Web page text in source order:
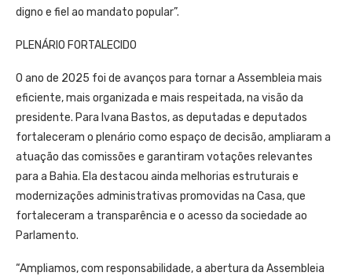
digno e fiel ao mandato popular”.
PLENÁRIO FORTALECIDO
O ano de 2025 foi de avanços para tornar a Assembleia mais
eficiente, mais organizada e mais respeitada, na visão da
presidente. Para Ivana Bastos, as deputadas e deputados
fortaleceram o plenário como espaço de decisão, ampliaram a
atuação das comissões e garantiram votações relevantes
para a Bahia. Ela destacou ainda melhorias estruturais e
modernizações administrativas promovidas na Casa, que
fortaleceram a transparência e o acesso da sociedade ao
Parlamento.
“Ampliamos, com responsabilidade, a abertura da Assembleia